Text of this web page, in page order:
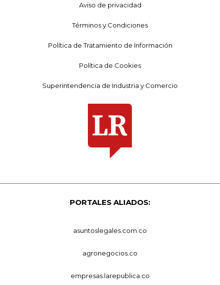
Aviso de privacidad
Términos y Condiciones
Política de Tratamiento de Información
Política de Cookies
Superintendencia de Industria y Comercio
PORTALES ALIADOS:
asuntoslegales.com.co
agronegocios.co
empresas.larepublica.co